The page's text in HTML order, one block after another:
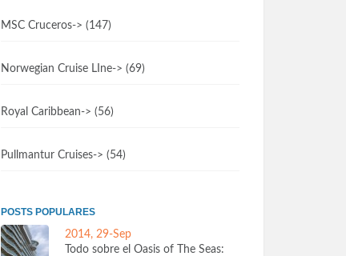
MSC Cruceros-> (147)
Norwegian Cruise LIne-> (69)
Royal Caribbean-> (56)
Pullmantur Cruises-> (54)
POSTS POPULARES
2014, 29-Sep
Todo sobre el Oasis of The Seas: